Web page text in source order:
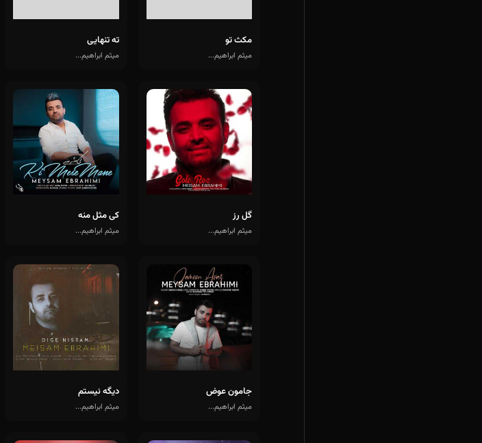
مکث تو
میثم ابراهیم...
ته تنهایی
میثم ابراهیم...
گل رز
میثم ابراهیم...
کی مثل منه
میثم ابراهیم...
جامون عوض
میثم ابراهیم...
دیگه نیستم
میثم ابراهیم...